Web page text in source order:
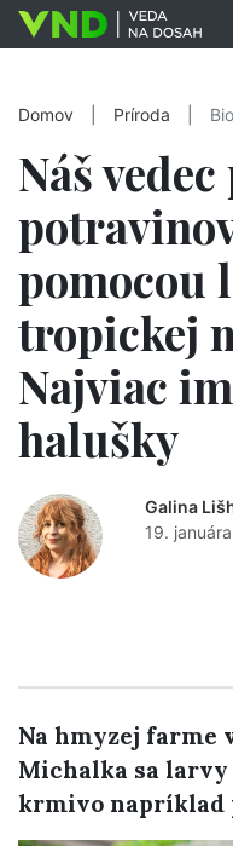
Domov Príroda
Náš
pomocou
tropickej
Najviac
halušky
Galina
19.
Na hmyzej farme
Michalka sa
krmivo napríklad